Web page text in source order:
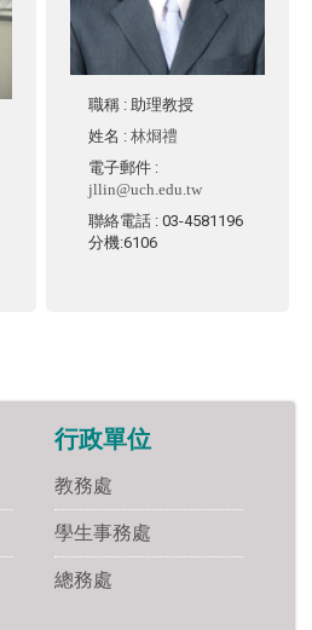
職稱 : 助理教授
姓名 :林烱禮
電子郵件 :
jllin@uch.edu.tw
聯絡電話 : 03-4581196
分機:6106
行政單位
教務處
學生事務處
總務處